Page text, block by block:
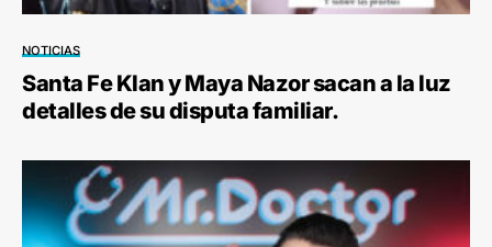
NOTICIAS
Santa Fe Klan y Maya Nazor sacan a la luz
detalles de su disputa familiar.